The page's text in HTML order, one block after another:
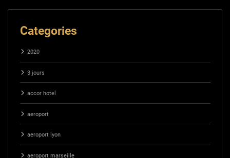
Categories
2020
3 jours
accor hotel
aeroport
aeroport lyon
aeroport marseille